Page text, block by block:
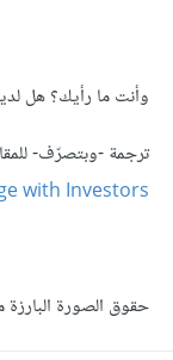
وأنت ما رأيك؟ هل
ترجمة -وبتصرّف-
with Investors
حقوق الصورة